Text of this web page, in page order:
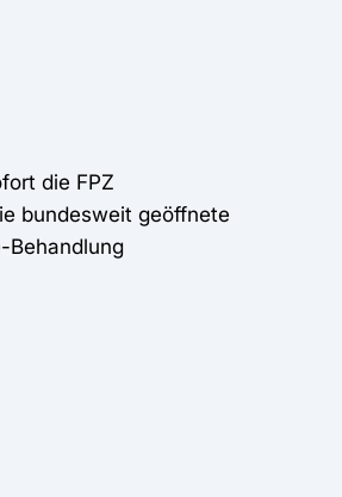
die FPZ
bundesweit geöffnete
Behandlung